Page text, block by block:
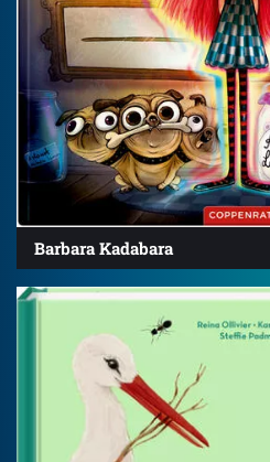
Barbara Kadabara